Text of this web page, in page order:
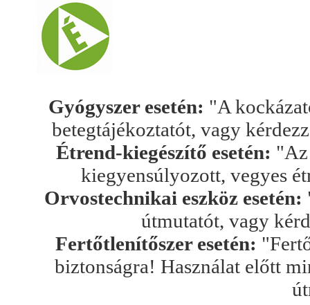
Gyógyszer esetén: "A
betegtájékoztatót, vagy
Étrend-kiegészítő esetén: "Az
kiegyensúlyozott, vegyes
Orvostechnikai eszköz esetén:
útmutatót, vagy
Fertőtlenítőszer esetén:
biztonságra! Használat előtt